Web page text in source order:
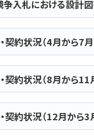
入札における設計図
約状況（4月から7月
約状況（8月から11
約状況（12月から3